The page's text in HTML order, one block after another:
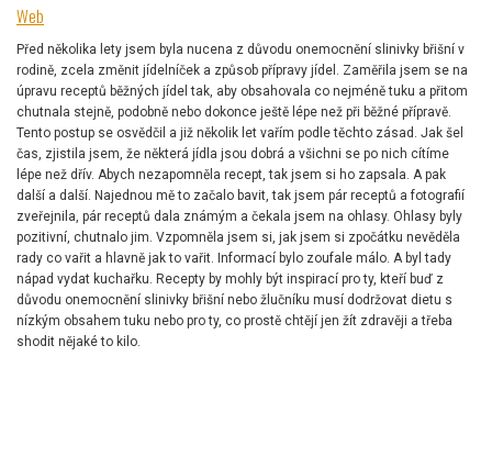
Web
Před několika lety jsem byla nucena z důvodu onemocnění slinivky břišní v
rodině, zcela změnit jídelníček a způsob přípravy jídel. Zaměřila jsem se na
úpravu receptů běžných jídel tak, aby obsahovala co nejméně tuku a přitom
chutnala stejně, podobně nebo dokonce ještě lépe než při běžné přípravě.
Tento postup se osvědčil a již několik let vařím podle těchto zásad. Jak šel
čas, zjistila jsem, že některá jídla jsou dobrá a všichni se po nich cítíme
lépe než dřív. Abych nezapomněla recept, tak jsem si ho zapsala. A pak
další a další. Najednou mě to začalo bavit, tak jsem pár receptů a fotografií
zveřejnila, pár receptů dala známým a čekala jsem na ohlasy. Ohlasy byly
pozitivní, chutnalo jim. Vzpomněla jsem si, jak jsem si zpočátku nevěděla
rady co vařit a hlavně jak to vařit. Informací bylo zoufale málo. A byl tady
nápad vydat kuchařku. Recepty by mohly být inspirací pro ty, kteří buď z
důvodu onemocnění slinivky břišní nebo žlučníku musí dodržovat dietu s
nízkým obsahem tuku nebo pro ty, co prostě chtějí jen žít zdravěji a třeba
shodit nějaké to kilo.